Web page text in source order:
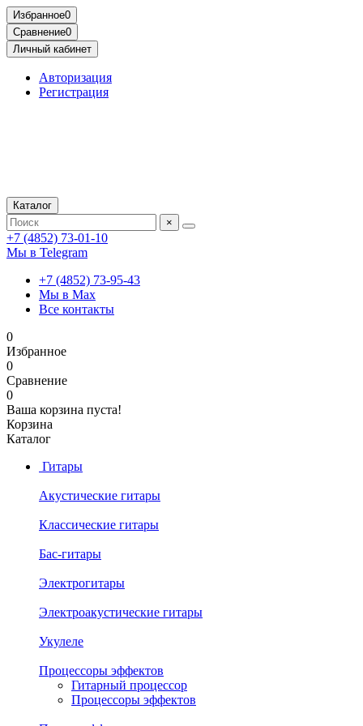
Избранное0
Сравнение0
Личный кабинет
Авторизация
Регистрация
Каталог
×
+7 (4852) 73-01-10
Мы в Telegram
+7 (4852) 73-95-43
Мы в Max
Все контакты
0
Избранное
0
Сравнение
0
Ваша корзина пуста!
Корзина
Каталог
Гитары
Акустические гитары
Классические гитары
Бас-гитары
Электрогитары
Электроакустические гитары
Укулеле
Процессоры эффектов
Гитарный процессор
Процессоры эффектов